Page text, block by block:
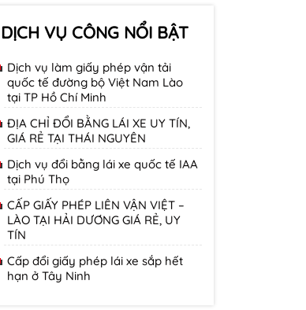
DỊCH VỤ CÔNG NỔI BẬT
Dịch vụ làm giấy phép vận tải
quốc tế đường bộ Việt Nam Lào
tại TP Hồ Chí Minh
ĐỊA CHỈ ĐỔI BẰNG LÁI XE UY TÍN,
GIÁ RẺ TẠI THÁI NGUYÊN
Dịch vụ đổi bằng lái xe quốc tế IAA
tại Phú Thọ
CẤP GIẤY PHÉP LIÊN VẬN VIỆT –
LÀO TẠI HẢI DƯƠNG GIÁ RẺ, UY
TÍN
Cấp đổi giấy phép lái xe sắp hết
hạn ở Tây Ninh